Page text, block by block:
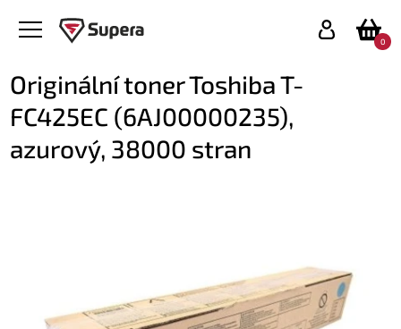
0
Originální toner Toshiba T-
FC425EC (6AJ00000235),
azurový, 38000 stran